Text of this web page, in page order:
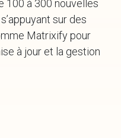
100 à 300 nouvelles
sur des
Matrixify pour
à jour et la gestion